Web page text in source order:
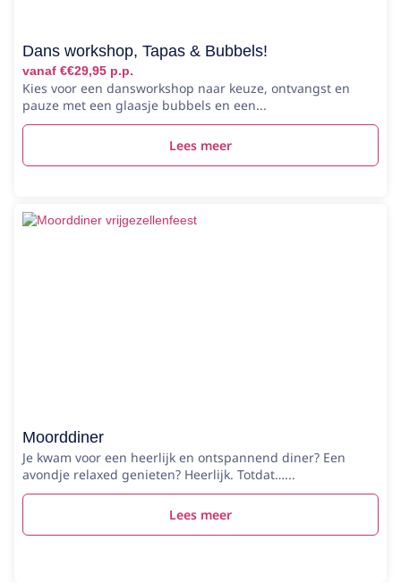
Dans workshop, Tapas & Bubbels!
vanaf €€29,95 p.p.
Kies voor een dansworkshop naar keuze, ontvangst en
pauze met een glaasje bubbels en een...
Lees meer
Moorddiner
Je kwam voor een heerlijk en ontspannend diner? Een
avondje relaxed genieten? Heerlijk. Totdat…...
Lees meer